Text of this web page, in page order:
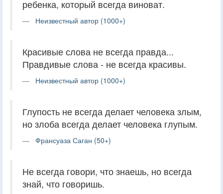
ребенка, который всегда виноват.
Неизвестный автор (1000+)
Красивые слова не всегда правда...
Правдивые слова - не всегда красивы.
Неизвестный автор (1000+)
Глупость не всегда делает человека злым,
но злоба всегда делает человека глупым.
Франсуаза Саган (50+)
Не всегда говори, что знаешь, но всегда
знай, что говоришь.